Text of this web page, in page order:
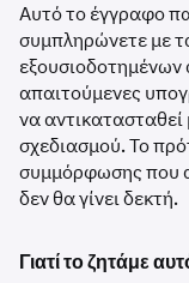
Αυτό το έγγραφο
συμπληρώνετε με
εξουσιοδοτημένων
απαιτούμενες
να
σχεδιασμού. Το
συμμόρφωσης που
δεν θα γίνει δεκτή.
Γιατί το ζητάμε